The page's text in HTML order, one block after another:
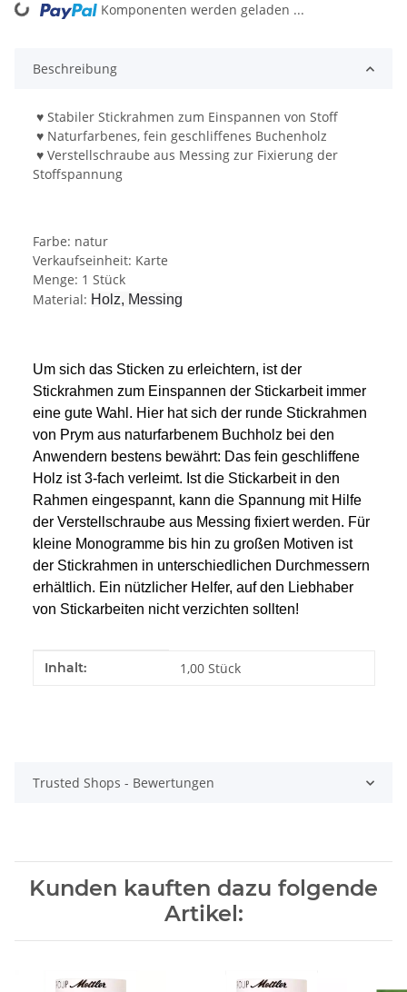
Loading... Komponenten werden geladen ...
Beschreibung
♥ Stabiler Stickrahmen zum Einspannen von Stoff
♥ Naturfarbenes, fein geschliffenes Buchenholz
♥ Verstellschraube aus Messing zur Fixierung der
Stoffspannung
Farbe: natur
Verkaufseinheit: Karte
Menge: 1 Stück
Material: Holz, Messing
Um sich das Sticken zu erleichtern, ist der
Stickrahmen zum Einspannen der Stickarbeit immer
eine gute Wahl. Hier hat sich der runde Stickrahmen
von Prym aus naturfarbenem Buchholz bei den
Anwendern bestens bewährt: Das fein geschliffene
Holz ist 3-fach verleimt. Ist die Stickarbeit in den
Rahmen eingespannt, kann die Spannung mit Hilfe
der Verstellschraube aus Messing fixiert werden. Für
kleine Monogramme bis hin zu großen Motiven ist
der Stickrahmen in unterschiedlichen Durchmessern
erhältlich. Ein nützlicher Helfer, auf den Liebhaber
von Stickarbeiten nicht verzichten sollten!
Produkteigenschaft
Wert
Inhalt: 1,00 Stück
Trusted Shops - Bewertungen
Kunden kauften dazu folgende
Artikel: